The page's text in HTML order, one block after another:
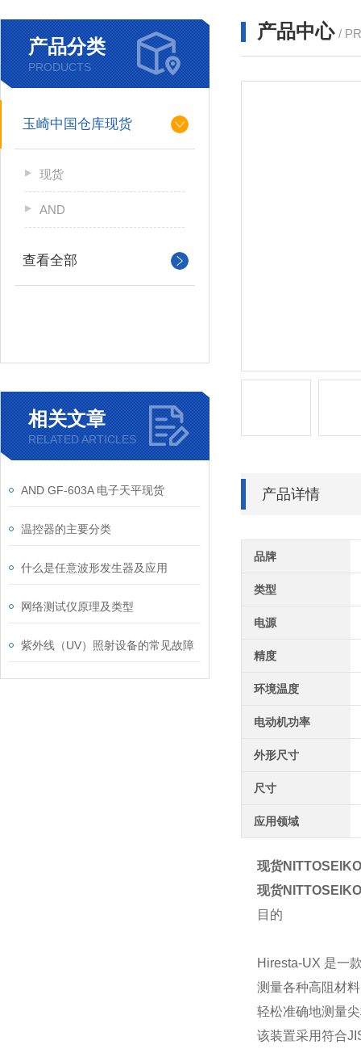
产品分类
PRODUCTS
玉崎中国仓库现货
现货
AND
查看全部
相关文章
RELATED ARTICLES
AND GF-603A 电子天平现货
温控器的主要分类
什么是任意波形发生器及应用
网络测试仪原理及类型
紫外线（UV）照射设备的常见故障
产品中心 /
产品详情
品牌
类型
电源
精度
环境温度
电动机功率
外形尺寸
尺寸
应用领域
现货
现货
目的
Hiresta-UX 是一
测量各种高阻材
轻松准确地测量
该装置采用符合